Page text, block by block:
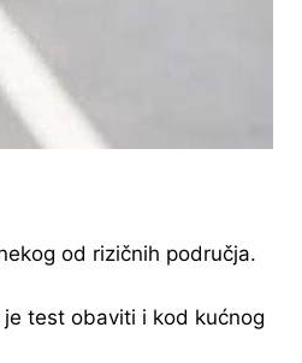
od rizičnih područja.
test obaviti i kod kućnog